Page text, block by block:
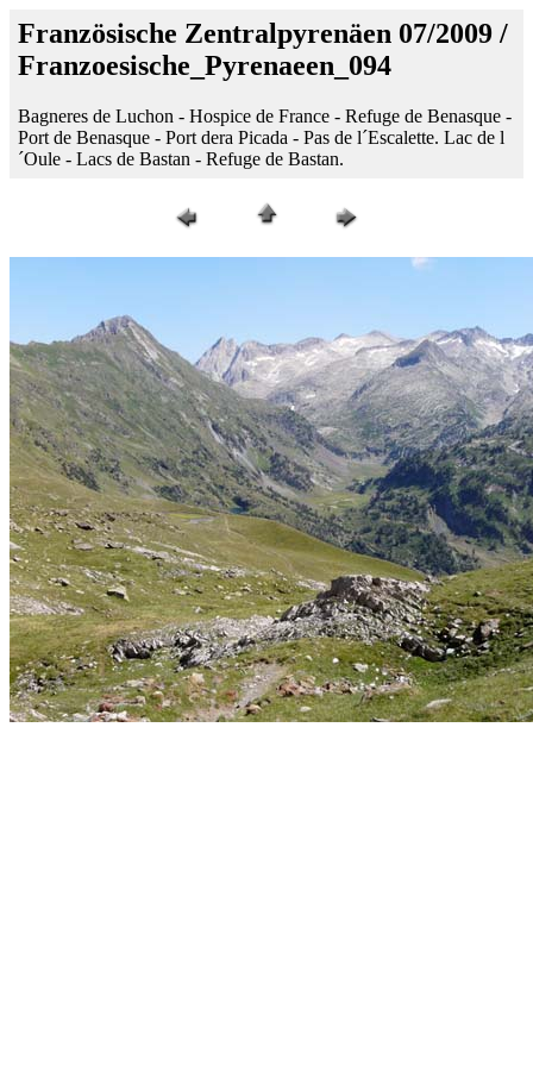
Französische Zentralpyrenäen 07/2009 /
Franzoesische_Pyrenaeen_094
Bagneres de Luchon - Hospice de France - Refuge de Benasque -
Port de Benasque - Port dera Picada - Pas de l´Escalette. Lac de l
´Oule - Lacs de Bastan - Refuge de Bastan.